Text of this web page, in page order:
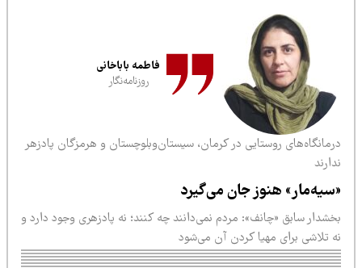
فاطمه باباخانی
روزنامه‌نگار
روستایی در کرمان،‌ سیستان‌وبلوچستان و هرمزگان پادزهر
هنوز جان می‌گیرد
سابق «چانف»: مردم نمی‌دانند چه کنند؛ نه پادزهری وجود دارد و
تلاشی برای مهیا کردن آن می‌شود